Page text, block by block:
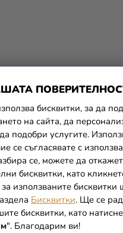
бисквитки, за да
на сайта, да
подобри услугите.
се съгласявате с
се, можете да
бисквитки, като
използваните бисквитки
Бисквитки. Ще се
бисквитки, като
". Благодарим ви!
за
Детски
малките -
22,29 €
27,09 € (–17 %)